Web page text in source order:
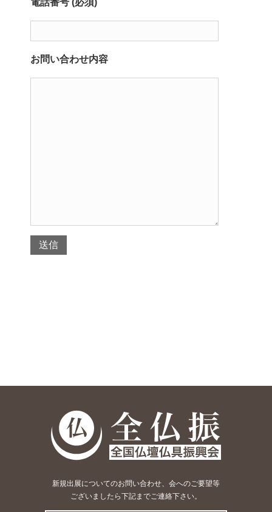
電話番号 (必須)
お問い合わせ内容
新規出展についてのお問い合わせ、会へのご要望等
ございましたら下記までご連絡下さい。